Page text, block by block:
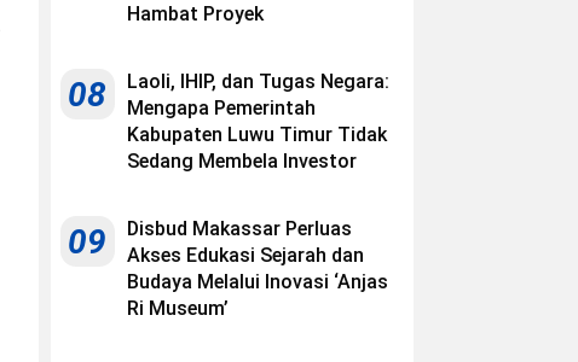
Hambat Proyek
08
Laoli, IHIP, dan Tugas Negara:
Mengapa Pemerintah
Kabupaten Luwu Timur Tidak
Sedang Membela Investor
09
Disbud Makassar Perluas
Akses Edukasi Sejarah dan
Budaya Melalui Inovasi ‘Anjas
Ri Museum’